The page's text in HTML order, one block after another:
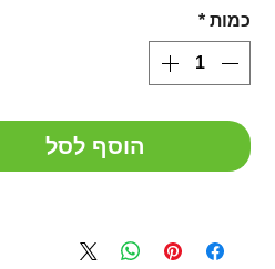
כמות *
הוסף לסל